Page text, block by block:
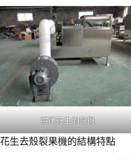
烘烤花生剝殼機
花生去殼裂果機的結構特點